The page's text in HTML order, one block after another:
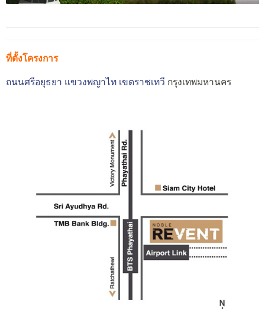
ที่ตั้งโครงการ
ถนนศรีอยุธยา แขวงพญาไท เขตราชเทวี กรุงเทพมหานคร